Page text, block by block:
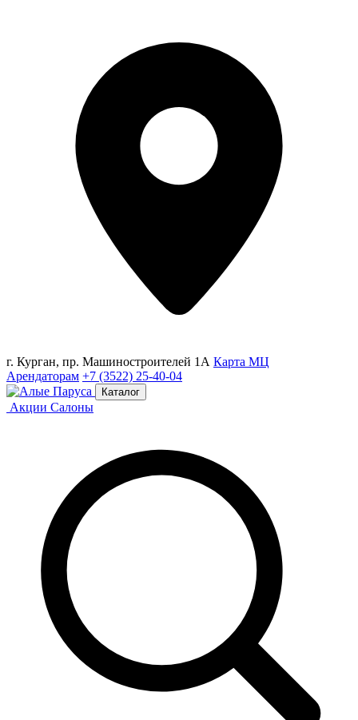
г. Курган, пр. Машиностроителей 1А Карта МЦ
Арендаторам +7 (3522) 25-40-04
Каталог
Акции Салоны